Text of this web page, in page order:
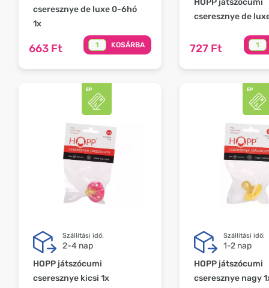
cseresznye de luxe 0-6hó
1x
663 Ft KOSÁRBA
HOPP játszócumi
cseresznye de
727 Ft
Szállítási idő:
2-4 nap
HOPP játszócumi
cseresznye kicsi 1x
Szállítási idő:
1-2 nap
HOPP játszócumi
cseresznye nagy